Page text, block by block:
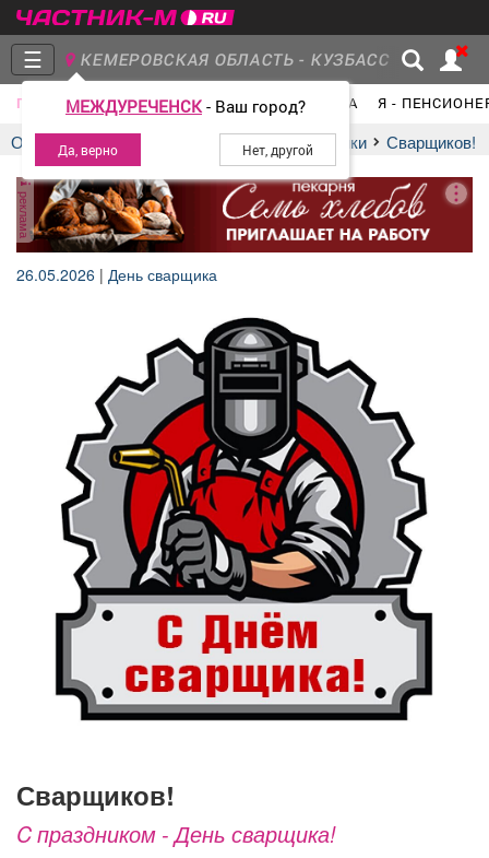
☰ КЕМЕРОВСКАЯ ОБЛАСТЬ - КУЗБАСС
МЕЖДУРЕЧЕНСК- Ваш город?
ПОЗДРАВЛЕНИЯ ПОГОДА ТВ ПРОГРАММА
Я -
Главная
Группы Новости
Объявления Недвижимость Услуги
Транспорт Компании
Обучение Проекты
Поздравления Погода
Отдых Поздравления и праздники сварщиков!
реклама
26.05.2026 | День сварщика
сварщиков!
C праздником - День сварщика!